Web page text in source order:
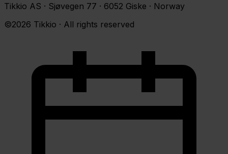
Tikkio AS · Sjøvegen 77 · 6052 Giske · Norway
©2026 Tikkio · All rights reserved